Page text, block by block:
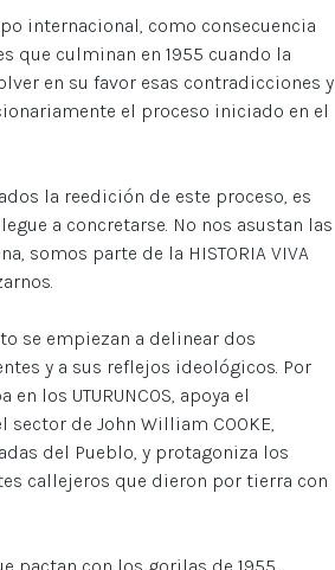
internacional, como consecuencia
que culminan en 1955 cuando la
en su favor esas contradicciones y
el proceso iniciado en el
la reedición de este proceso, es
a concretarse. No nos asustan las
somos parte de la HISTORIA VIVA
se empiezan a delinear dos
y a sus reflejos ideológicos. Por
los UTURUNCOS, apoya el
sector de John William COOKE,
del Pueblo, y protagoniza los
callejeros que dieron por tierra con